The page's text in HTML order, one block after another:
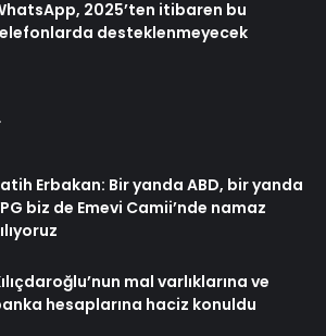
2025’ten itibaren bu
desteklenmeyecek
Erbakan: Bir yanda ABD, bir yanda
biz de Emevi Camii’nde namaz
mal varlıklarına ve
hesaplarına haciz konuldu